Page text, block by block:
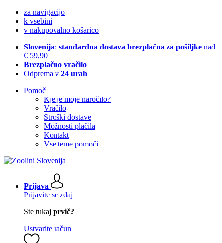
za navigacijo
k vsebini
v nakupovalno košarico
Slovenija: standardna dostava brezplačna za pošiljke nad
€ 59,90
Brezplačno vračilo
Odprema v 24 urah
Pomoč
Kje je moje naročilo?
Vračilo
Stroški dostave
Možnosti plačila
Kontakt
Vse teme pomoči
Prijava
Prijavite se zdaj
Ste tukaj prvič?
Ustvarite račun